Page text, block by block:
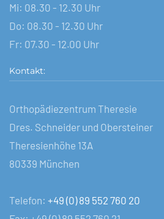
Mi: 08.30 - 12.30 Uhr
Do: 08.30 - 12.30 Uhr
Fr: 07.30 - 12.00 Uhr
Kontakt:
Orthopädiezentrum Theresie
Dres. Schneider und Obersteiner
Theresienhöhe 13A
80339 München
Telefon: +49 (0) 89 552 760 20